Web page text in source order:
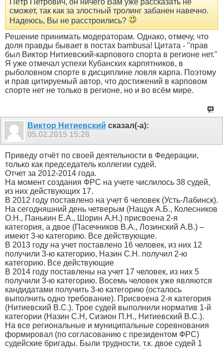
Пётр Петрович, он ничего Вам уже рассказать не
сможет, так как за злостный тролинг забанен навечно.
Надеюсь, Вы не расстроились?
Решение принимать модераторам. Однако, отмечу, что
доля правды бывает в постах bambusa! Цитата - "прав
был Виктор Нитиевский-карпового спорта в регионе нет."
Я уже отмечал успехи Кубанских карпятников, в
рыболовном спорте в дисциплине ловля карпа. Поэтому
и прав цитируемый автор, что достижений в карповом
спорте нет не только в регионе, но и во всём мире.
Виктор Нитиевский сказал(-а):
05.02.2015 15:28
Приведу отчёт по своей деятельности в Федерации,
только как председатель коллегии судей.
Отчет за 2012-2014 года.
На момент создания ФРС на учете числилось 38 судей,
из них действующих 17.
В 2012 году поставлено на учет 6 человек (Усть-Лабинск).
На сегодняшний день четверым (Нащук А.Б., Колесников
О.Н., Панькин Е.А., Шорин А.Н.) присвоена 2-я
категория, а двое (Пасечников В.А., Лозинский А.В.) –
имеют 3-ю категорию. Все действующие.
В 2013 году на учет поставлено 16 человек, из них 12
получили 3-ю категорию, Назин С.Н. получил 2-ю
категорию. Все действующие
В 2014 году поставлены на учет 17 человек, из них 5
получили 3-ю категорию. Восемь человек уже являются
кандидатами получить 3-ю категорию (осталось
выполнить одно требование). Присвоена 2-я категория
(Нитиевский В.С.). Трое судей выполнили норматив 1-й
категории (Назин С.Н, Сизион П.Н., Нитиевский В.С.).
На все региональные и муниципальные соревнования
формировал (по согласованию с президентом ФРС)
судейские бригады. Были трудности, т.к. двое судей 1